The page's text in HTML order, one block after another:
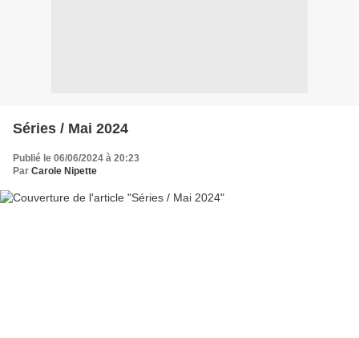
Séries / Mai 2024
Publié le 06/06/2024 à 20:23
Par Carole Nipette